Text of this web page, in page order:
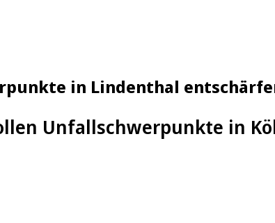
in Lindenthal
Unfallschwerpunkte in